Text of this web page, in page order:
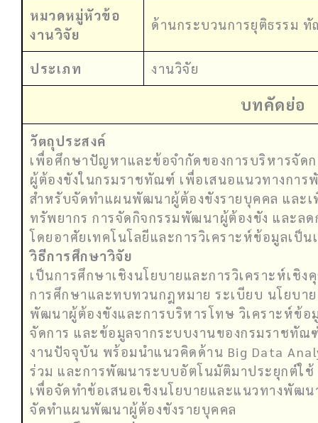
หมวดหมู่หัวข้อ
งานวิจัย
ด้านกระบวนการยุติธรรม
ประเภท งานวิจัย
บทคัดย่อ
วัตถุประสงค์
เพื่อศึกษาปัญหาและข้อจำกัดของการบริหารจั
ผู้ต้องขังในกรมราชทัณฑ์ เพื่อเสนอแนวทางกา
สำหรับจัดทำแผนพัฒนาผู้ต้องขังรายบุคคล และ
ทรัพยากร การจัดกิจกรรมพัฒนาผู้ต้องขัง และล
โดยอาศัยเทคโนโลยีและการวิเคราะห์ข้อมูลเป็
วิธีการศึกษาวิจัย
เป็นการศึกษาเชิงนโยบายและการวิเคราะห์เชิ
การศึกษาและทบทวนกฎหมาย ระเบียบ นโยบาย
พัฒนาผู้ต้องขังและการบริหารโทษ วิเคราะห์ข้
จัดการ และข้อมูลจากระบบงานของกรมราชทัณ
งานปัจจุบัน พร้อมนำแนวคิดด้าน Big Data
ร่วม และการพัฒนาระบบอัตโนมัติมาประยุกต์ใช้
เพื่อจัดทำข้อเสนอเชิงนโยบายและแนวทางพัฒ
จัดทำแผนพัฒนาผู้ต้องขังรายบุคคล